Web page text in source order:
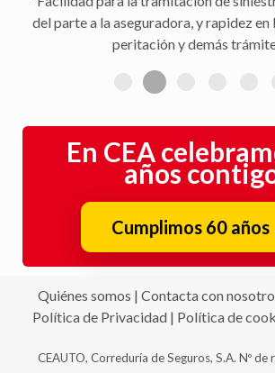
del parte a la aseguradora, y rapidez en
peritación y demás
En CEA
años
Cumplimos 60 años
Quiénes somos | Contacta con
Política de Privacidad| Política de
CEAUTO, Correduría de Seguros, S.A. Nº